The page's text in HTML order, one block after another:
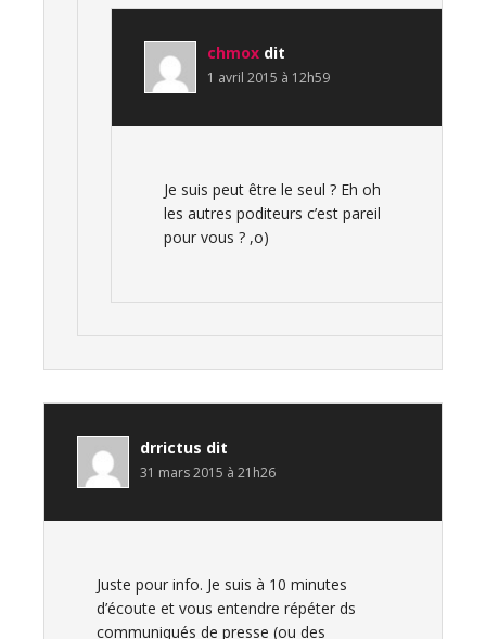
chmox dit
1 avril 2015 à 12h59
Je suis peut être le seul ? Eh oh
les autres poditeurs c’est pareil
pour vous ? ,o)
drrictus dit
31 mars 2015 à 21h26
Juste pour info. Je suis à 10 minutes
d’écoute et vous entendre répéter ds
communiqués de presse (ou des